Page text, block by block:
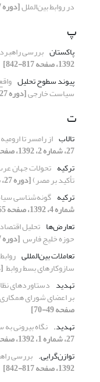
در روابط بین‌الملل[دوره 27، شماره 1، 1392، صفحه 175-198]
پ
پاکستان بررسی
1392، صفحه 817-842]
پیوند سطوح تحلیل
‏سیاست خارجی[دوره 27، شماره 3، 1392، صفحه 659-678]
ت
تالاب از رامسر تا
27، شماره 2، 1392، صفحه 389-410]
ترکیه تحولات جهان
تأکید بر مصر)‏[دوره 27، شماره 2، 1392، صفحه 535-562]
ترکیه گونه‌شناسی
شماره 4، 1392، صفحه 965-987]
تعارض‌ها تحلیل
حوزه خلیج فارس ‏[دوره 27، شماره 3، 1392، صفحه 723-746]
تعاملات بین‌المللی
‏سازوکارهای بسط روابط ‏
تهدید دستاوردهای
بر اعضای شورای
صفحه 49-70]
تهدید.‏ نگاه بیرونی
27، شماره 1، 1392، صفحه 27-48]
توازن‌گرایی.‏ بررسی
1392، صفحه 817-842]